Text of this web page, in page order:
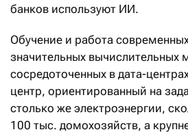
банков используют ИИ.
Обучение и работа
значительных вычислительных
сосредоточенных в дата-
центр, ориентированный на
столько же электроэнергии,
100 тыс. домохозяйств, а